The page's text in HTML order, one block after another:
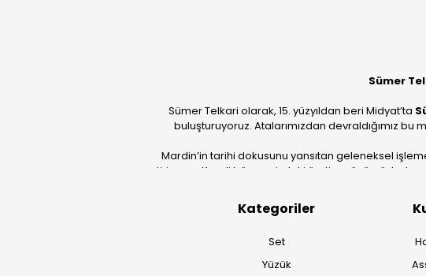
Sümer
Sümer Telkari olarak, 15. yüzyıldan beri Midyat’ta
buluşturuyoruz. Atalarımızdan devraldığımız
Mardin’in tarihi dokusunu yansıtan geleneksel
getiriyoruz. Kendi bünyemizdeki üretim gücümüzle,
Kategoriler
Set
Yüzük